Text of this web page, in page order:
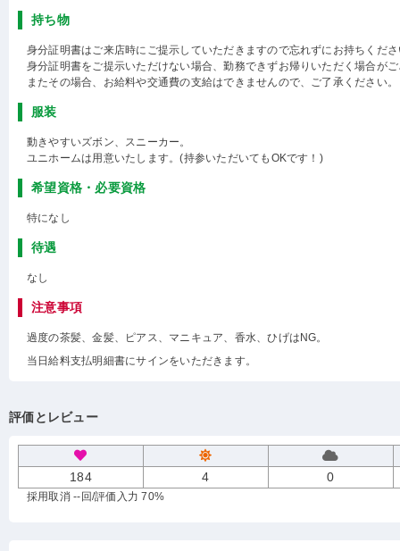
持ち物
身分証明書はご来店時にご提示していただきますので忘れずにお持ちくだ
身分証明書をご提示いただけない場合、勤務できずお帰りいただく場合が
またその場合、お給料や交通費の支給はできませんので、ご了承ください。
服装
動きやすいズボン、スニーカー。
ユニホームは用意いたします。(持参いただいてもOKです！)
希望資格・必要資格
特になし
待遇
なし
注意事項
過度の茶髪、金髪、ピアス、マニキュア、香水、ひげはNG。
当日給料支払明細書にサインをいただきます。
評価とレビュー
184 4 0
採用取消 --回/評価入力 70%